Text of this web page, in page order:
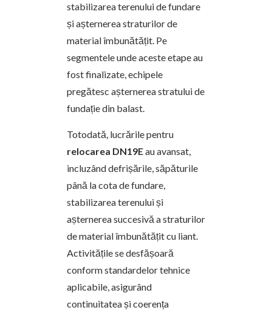
stabilizarea terenului de fundare
și așternerea straturilor de
material îmbunătățit. Pe
segmentele unde aceste etape au
fost finalizate, echipele
pregătesc așternerea stratului de
fundație din balast.
Totodată, lucrările pentru
relocarea DN19Eau avansat,
incluzând defrișările, săpăturile
până la cota de fundare,
stabilizarea terenului și
așternerea succesivă a straturilor
de material îmbunătățit cu liant.
Activitățile se desfășoară
conform standardelor tehnice
aplicabile, asigurând
continuitatea și coerența